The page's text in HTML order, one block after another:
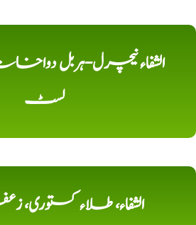
الشفاء نیچرل-ہربل
لسٹ
الشفاء، طلاء کستوری،